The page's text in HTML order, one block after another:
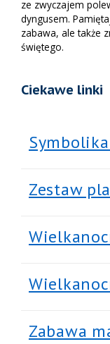
ze zwyczajem
dyngusem.
zabawa, ale także
świętego.
Ciekawe linki
Zestaw
Zabawa